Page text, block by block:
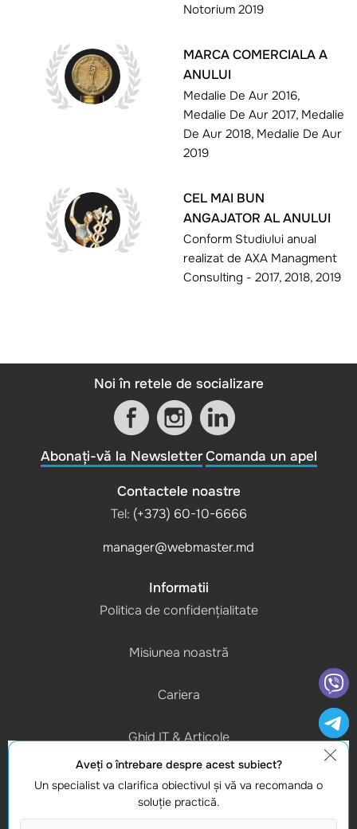
Notorium 2019
MARCA COMERCIALA A
ANULUI
Medalie De Aur 2016,
Medalie De Aur 2017, Medalie
De Aur 2018, Medalie De Aur
2019
CEL MAI BUN
ANGAJATOR AL ANULUI
Conform Studiului anual
realizat de AXA Managment
Consulting - 2017, 2018, 2019
Noi în retele de socializare
Abonați-vă la Newsletter Comanda un apel
Contactele noastre
Tel: (+373) 60-10-6666
manager@webmaster.md
Informatii
Politica de confidențialitate
Misiunea noastră
Cariera
Ghid IT & Articole
Program de lucru
(L-V) 9:00 - 18:00
Aveţi o întrebare despre acest subiect?
Un specialist va clarifica obiectivul şi vă va recomanda o
soluţie practică.